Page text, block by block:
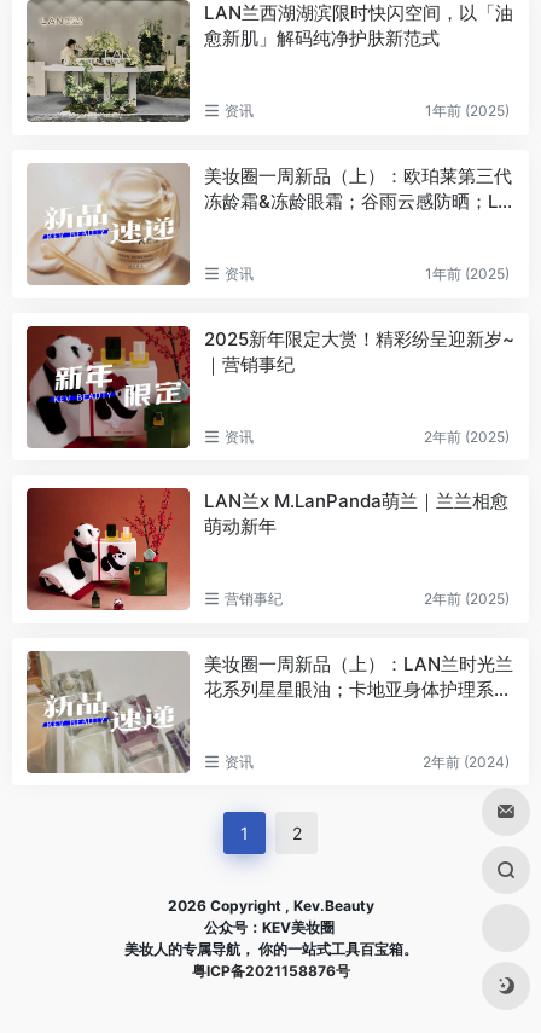
LAN兰西湖湖滨限时快闪空间，以「油
愈新肌」解码纯净护肤新范式
资讯 1年前 (2025)
美妆圈一周新品（上）：欧珀莱第三代
冻龄霜&冻龄眼霜；谷雨云感防晒；LA
资讯 1年前 (2025)
2025新年限定大赏！精彩纷呈迎新岁~
｜营销事纪
资讯 2年前 (2025)
LAN兰x M.LanPanda萌兰｜兰兰相愈
萌动新年
营销事纪 2年前 (2025)
美妆圈一周新品（上）：LAN兰时光兰
花系列星星眼油；卡地亚身体护理系
资讯 2年前 (2024)
1 2
2026 Copyright , Kev.Beauty
公众号：KEV美妆圈
美妆人的专属导航， 你的一站式工具百宝箱。
粤ICP备2021158876号